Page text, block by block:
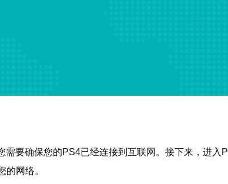
需要确保您的PS4已经连接到互联网。接下来，进
的网络。